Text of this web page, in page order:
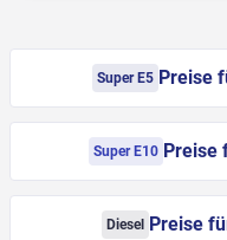
Super E5 Preise
Super E10 Preise
Diesel Preise